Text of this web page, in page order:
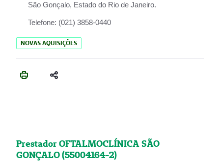
São Gonçalo, Estado do Rio de Janeiro.
Telefone: (021) 3858-0440
NOVAS AQUISIÇÕES
Prestador OFTALMOCLÍNICA SÃO
GONÇALO (55004164-2)